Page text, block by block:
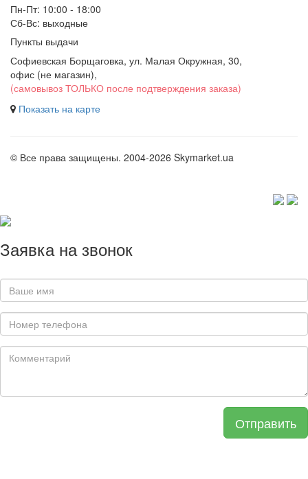
Пн-Пт: 10:00 - 18:00
Сб-Вс: выходные
Пункты выдачи
Софиевская Борщаговка, ул. Малая Окружная, 30,
офис (не магазин),
(самовывоз ТОЛЬКО после подтверждения заказа)
Показать на карте
© Все права защищены. 2004-2026 Skymarket.ua
Заявка на звонок
Отправить